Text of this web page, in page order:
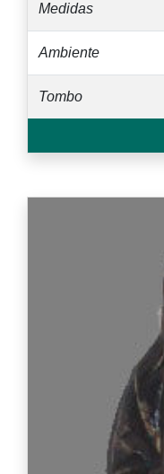
Medidas
Ambiente
Tombo